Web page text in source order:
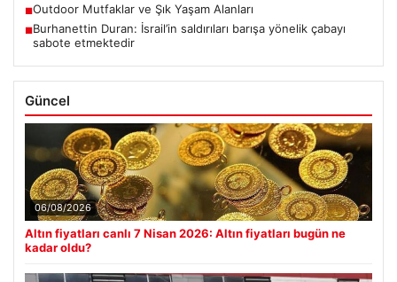
■Outdoor Mutfaklar ve Şık Yaşam Alanları
■Burhanettin Duran: İsrail’in saldırıları barışa yönelik çabayı
sabote etmektedir
Güncel
06/08/2026
Altın fiyatları canlı 7 Nisan 2026: Altın fiyatları bugün ne
kadar oldu?